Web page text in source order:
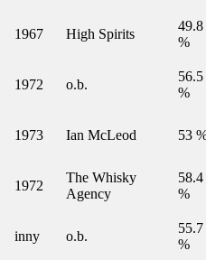
1967 High Spirits
49.8
%
1972 o.b.
56.5
%
1973 Ian McLeod 53
1972
The Whisky
Agency
58.4
%
inny o.b.
55.7
%